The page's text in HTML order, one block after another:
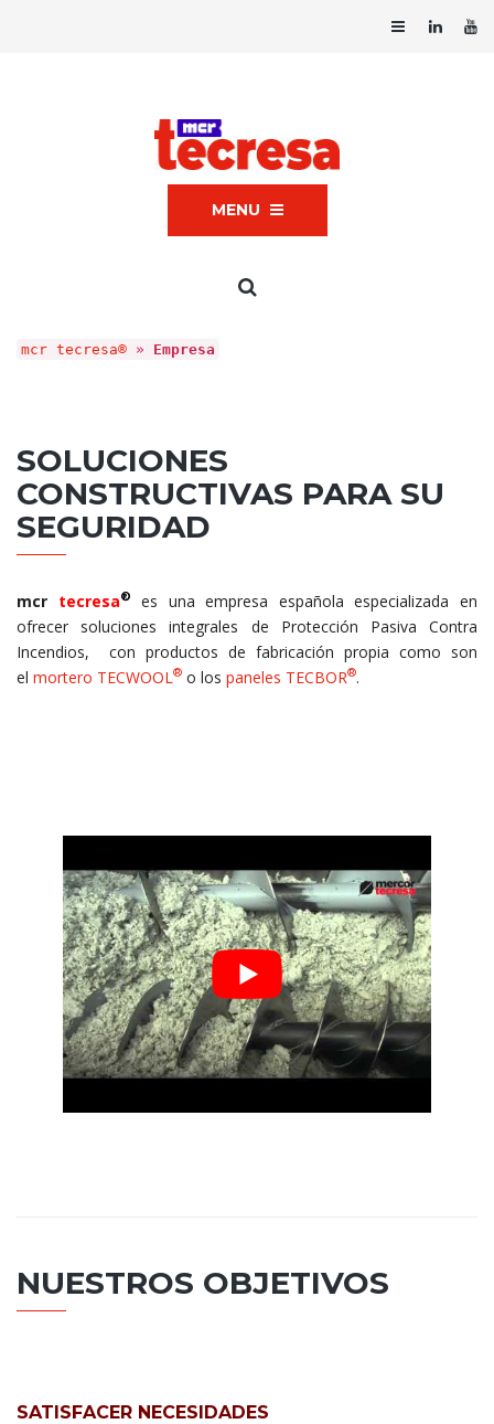
MENU
mcr tecresa® » Empresa
SOLUCIONES
CONSTRUCTIVAS PARA SU
SEGURIDAD
mcr tecresa®
es una empresa española especializada en
ofrecer soluciones integrales de Protección Pasiva Contra
Incendios, con productos de fabricación propia como son
el mortero TECWOOL ® o los paneles TECBOR®.
NUESTROS OBJETIVOS
SATISFACER NECESIDADES